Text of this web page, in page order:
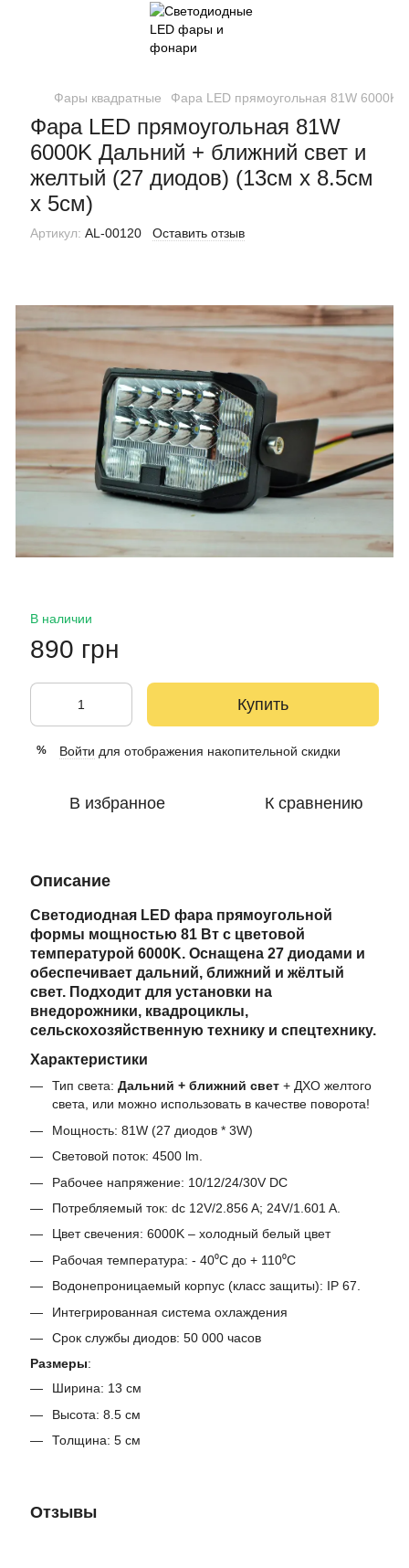
Фары квадратные Фара LED прямоугольная 81W 6000K
Фара LED прямоугольная 81W
6000K Дальний + ближний свет и
желтый (27 диодов) (13см х 8.5см
х 5см)
Артикул: AL-00120 Оставить отзыв
В наличии
890 грн
Купить
% Войти для отображения накопительной скидки
В избранное К сравнению
Описание
Светодиодная LED фара прямоугольной
формы мощностью 81 Вт с цветовой
температурой 6000K. Оснащена 27 диодами и
обеспечивает дальний, ближний и жёлтый
свет. Подходит для установки на
внедорожники, квадроциклы,
сельскохозяйственную технику и спецтехнику.
Характеристики
Тип света: Дальний + ближний свет + ДХО желтого
света, или можно использовать в качестве поворота!
Мощность: 81W (27 диодов * 3W)
Световой поток: 4500 lm.
Рабочее напряжение: 10/12/24/30V DC
Потребляемый ток: dc 12V/2.856 A; 24V/1.601 A.
Цвет свечения: 6000K – холодный белый цвет
Рабочая температура: - 40⁰С до + 110⁰С
Водонепроницаемый корпус (класс защиты): IP 67.
Интегрированная система охлаждения
Срок службы диодов: 50 000 часов
Размеры:
Ширина: 13 см
Высота: 8.5 см
Толщина: 5 см
Отзывы